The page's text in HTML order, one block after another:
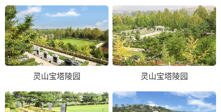
灵山宝塔陵园 灵山宝塔陵园